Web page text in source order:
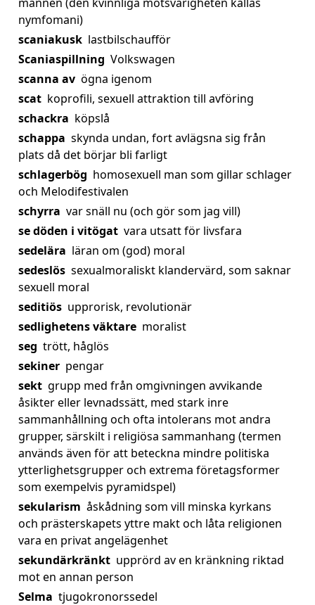
nymfomani)
scaniakusk lastbilschaufför
Scaniaspillning Volkswagen
scanna av ögna igenom
scat koprofili, sexuell attraktion till avföring
schackra köpslå
schappa skynda undan, fort avlägsna sig från
plats då det börjar bli farligt
schlagerbög homosexuell man som gillar schlager
och Melodifestivalen
schyrra var snäll nu (och gör som jag vill)
se döden i vitögat vara utsatt för livsfara
sedelära läran om (god) moral
sedeslös sexualmoraliskt klandervärd, som saknar
sexuell moral
seditiös upprorisk, revolutionär
sedlighetens väktare moralist
seg trött, håglös
sekiner pengar
sekt grupp med från omgivningen avvikande
åsikter eller levnadssätt, med stark inre
sammanhållning och ofta intolerans mot andra
grupper, särskilt i religiösa sammanhang (termen
används även för att beteckna mindre politiska
ytterlighetsgrupper och extrema företagsformer
som exempelvis pyramidspel)
sekularism åskådning som vill minska kyrkans
och prästerskapets yttre makt och låta religionen
vara en privat angelägenhet
sekundärkränkt upprörd av en kränkning riktad
mot en annan person
Selma tjugokronorssedel